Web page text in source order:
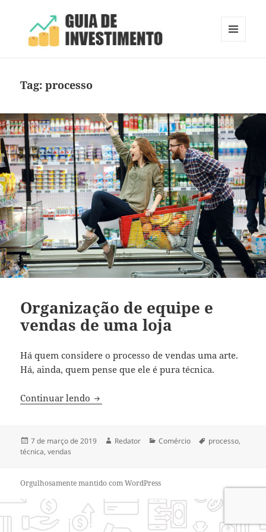
Tag:processo
Organização de equipe e
vendas de uma loja
Há quem considere o processo de vendas uma arte.
Há, ainda, quem pense que ele é pura técnica.
Continuar lendo Organização de equipe e vendas de
Publicado
em
7 de março de 2019 Autor
Redator Categorias
Comércio Tags
processo,
técnica,vendas
Orgulhosamente mantido com WordPress